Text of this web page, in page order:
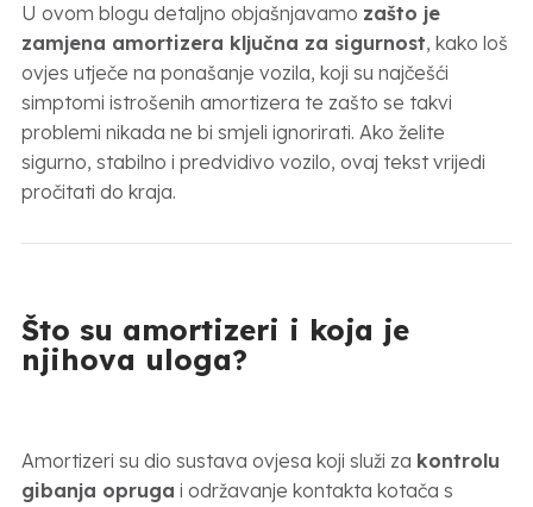
U ovom blogu detaljno objašnjavamo zašto je
zamjena amortizera ključna za sigurnost, kako loš
ovjes utječe na ponašanje vozila, koji su najčešći
simptomi istrošenih amortizera te zašto se takvi
problemi nikada ne bi smjeli ignorirati. Ako želite
sigurno, stabilno i predvidivo vozilo, ovaj tekst vrijedi
pročitati do kraja.
Što su amortizeri i koja je
njihova uloga?
Amortizeri su dio sustava ovjesa koji služi za kontrolu
gibanja opruga i održavanje kontakta kotača s